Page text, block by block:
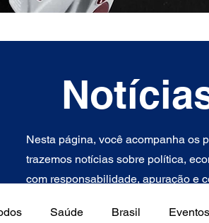
Nesta página, você acompanha os
trazemos notícias sobre política,
com responsabilidade, apuração e
Saúde Brasil Eventos